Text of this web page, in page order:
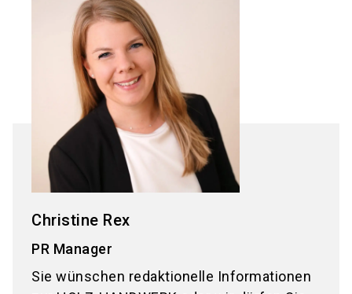
Christine Rex
PR Manager
Sie wünschen redaktionelle Informationen